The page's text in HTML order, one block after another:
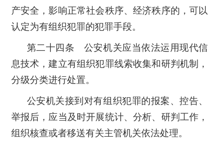
产安全，影响正常社会秩序、经济秩序的，可以
认定为有组织犯罪的犯罪手段。
第二十四条 公安机关应当依法运用现代信
息技术，建立有组织犯罪线索收集和研判机制，
分级分类进行处置。
公安机关接到对有组织犯罪的报案、控告、
举报后，应当及时开展统计、分析、研判工作，
组织核查或者移送有关主管机关依法处理。